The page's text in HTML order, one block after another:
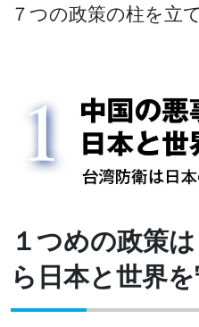
７つの政策の柱を立
１つめの政策
ら日本と世界を